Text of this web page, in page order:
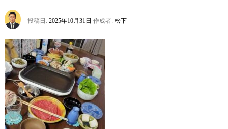
投稿日: 2025年10月31日 作成者: 松下